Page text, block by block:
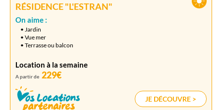
RÉSIDENCE "L'ESTRAN"
On aime :
• Jardin
• Vue mer
• Terrasse ou balcon
Location à la semaine
A partir de 229€
JE DÉCOUVRE >